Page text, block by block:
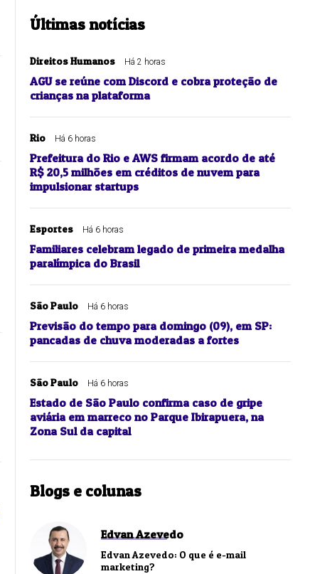
Últimas notícias
Direitos Humanos Há 2 horas
AGU se reúne com Discord e cobra proteção de
crianças na plataforma
Rio Há 6 horas
Prefeitura do Rio e AWS firmam acordo de até
R$ 20,5 milhões em créditos de nuvem para
impulsionar startups
Esportes Há 6 horas
Familiares celebram legado de primeira medalha
paralímpica do Brasil
São Paulo Há 6 horas
Previsão do tempo para domingo (09), em SP:
pancadas de chuva moderadas a fortes
São Paulo Há 6 horas
Estado de São Paulo confirma caso de gripe
aviária em marreco no Parque Ibirapuera, na
Zona Sul da capital
Blogs e colunas
Edvan Azevedo
Edvan Azevedo: O que é e-mail
marketing?